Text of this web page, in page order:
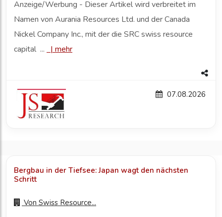
Anzeige/Werbung - Dieser Artikel wird verbreitet im
Namen von Aurania Resources Ltd. und der Canada
Nickel Company Inc., mit der die SRC swiss resource
capital ...
| mehr
07.08.2026
Bergbau in der Tiefsee: Japan wagt den nächsten
Schritt
Von Swiss Resource...